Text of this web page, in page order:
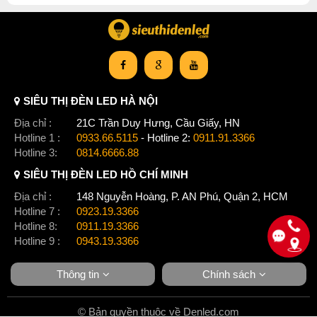
lắp đặt cho trần nhôm, trần thạch cao, trần nhựa V.v....
Thay thế trực tiếp cho đèn huỳnh quang truyền thống T8,
hoặc gắn vào trần thạch cao, trần aluminium. Sử dụng
rộng rãi trong chiếu sáng trong nhà thương mại hoặc nhà
như siêu thị, phòng hội nghị, triển lãm, khách sạn, văn
phòng, vv.v
Sieuthidenled.com là một đơn vị phân phối đèn led
chuyên nghiệp có mặt trên thị trường hơn 10 năm.
Chúng tôi là nhà phân phối thiết bị điện cho nhiều
hãng lớn như Philips, Vimar, GX lighting, Rạng Đông,
Chúng tôi tin tưởng sẽ đem tới cho quý khách sản
phẩm chính hãng và dịch vụ tốt nhất, mang lại giá trị
cao nhất cho khách hàng. Chúc quý khách luôn có
sức khỏe và thành công!
SIÊU THỊ ĐÈN LED HÀ NỘI
Địa chỉ :
21C Trần Duy Hưng, Cầu Giấy, HN
Hotline 1 :
0933.66.5115 - Hotline 2: 0911.91.3366
Hotline 3:
0814.6666.88
SIÊU THỊ ĐÈN LED HỒ CHÍ MINH
Địa chỉ :
148 Nguyễn Hoàng, P. AN Phú, Quận 2, HCM
Hotline 7 :
0923.19.3366
Hotline 8:
0911.19.3366
Hotline 9 :
0943.19.3366
Thông tin Chính sách
© Bản quyền thuộc về Denled.com